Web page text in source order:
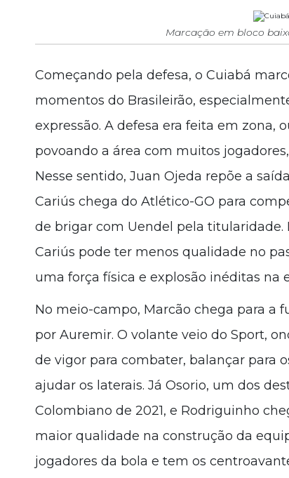
Marcação em bloco
Começando pela defesa, o Cuiabá
momentos do Brasileirão,
expressão. A defesa era feita em zona,
povoando a área com muitos
Nesse sentido, Juan Ojeda repõe a
Cariús chega do Atlético-GO para
de brigar com Uendel pela titularidade.
Cariús pode ter menos qualidade no
uma força física e explosão inéditas na
No meio-campo, Marcão chega para a
por Auremir. O volante veio do Sport,
de vigor para combater, balançar para
ajudar os laterais. Já Osorio, um dos
Colombiano de 2021, e Rodriguinho
maior qualidade na construção da
jogadores da bola e tem os